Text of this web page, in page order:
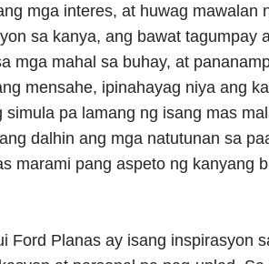
mga interes, at huwag mawalan
sa kanya, ang bawat tagumpay
mga mahal sa buhay, at
mensahe, ipinahayag niya ang
simula pa lamang ng isang mas
dalhin ang mga natutunan sa
marami pang aspeto ng kanyang
Ford Planas ay isang inspirasyon